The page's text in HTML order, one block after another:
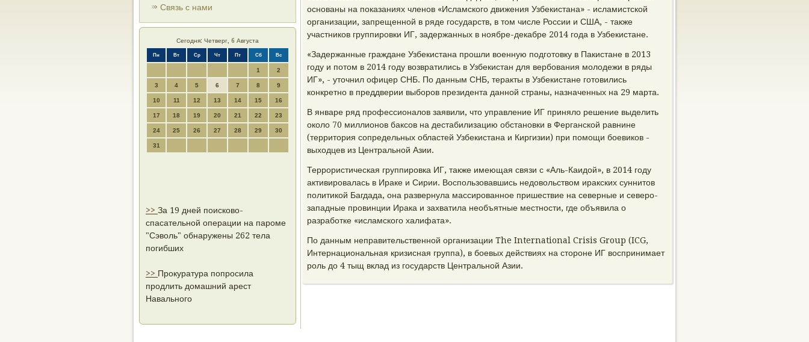
Связь с нами
Сегодня: Четверг, 6 Августа
Пн Вт Ср Чт Пт Сб Вс
1 2
3 4 5 6 7 8 9
10 11 12 13 14 15 16
17 18 19 20 21 22 23
24 25 26 27 28 29 30
31
>> За 19 дней поисково-
спасательной операции на пароме
"Сэволь" обнаружены 262 тела
погибших
>> Прокуратура попросила
продлить домашний арест
Навального
основаны на показаниях членов «Исламского движения Узбекистана» - исламистской
организации, запрещенной в ряде государств, в том числе России и США, - также
участников группировки ИГ, задержанных в ноябре-декабре 2014 года в Узбекистане.
«Задержанные граждане Узбекистана прошли военную подготовку в Пакистане в 2013
году и потом в 2014 году возвратились в Узбекистан для вербования молодежи в ряды
ИГ», - уточнил офицер СНБ. По данным СНБ, теракты в Узбекистане готовились
конкретно в преддверии выборов президента данной страны, назначенных на 29 марта.
В январе ряд профессионалов заявили, что управление ИГ приняло решение выделить
около 70 миллионов баксов на дестабилизацию обстановки в Ферганской равнине
(территория сопредельных областей Узбекистана и Киргизии) при помощи боевиков -
выходцев из Центральной Азии.
Террористическая группировка ИГ, также имеющая связи с «Аль-Каидой», в 2014 году
активировалась в Ираке и Сирии. Воспользовавшись недовольством иракских суннитов
политикой Багдада, она развернула массированное пришествие на северные и северо-
западные провинции Ирака и захватила необъятные местности, где объявила о
разработке «исламского халифата».
По данным неправительственной организации The International Crisis Group (ICG,
Интернациональная кризисная группа), в боевых действиях на стороне ИГ воспринимает
роль до 4 тыщ вклад из государств Центральной Азии.